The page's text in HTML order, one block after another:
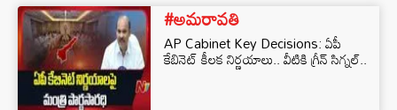
#అమరావతి
AP Cabinet Key Decisions: ఏపీ
కేబినెట్‌ కీలక నిర్ణయాలు.. వీటికి గ్రీన్‌ సిగ్నల్..